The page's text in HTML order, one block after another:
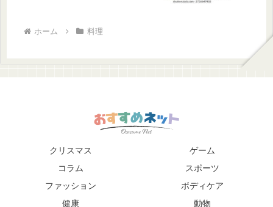
ホーム 料理
クリスマス
ゲーム
コラム
スポーツ
ファッション
ボディケア
健康
動物